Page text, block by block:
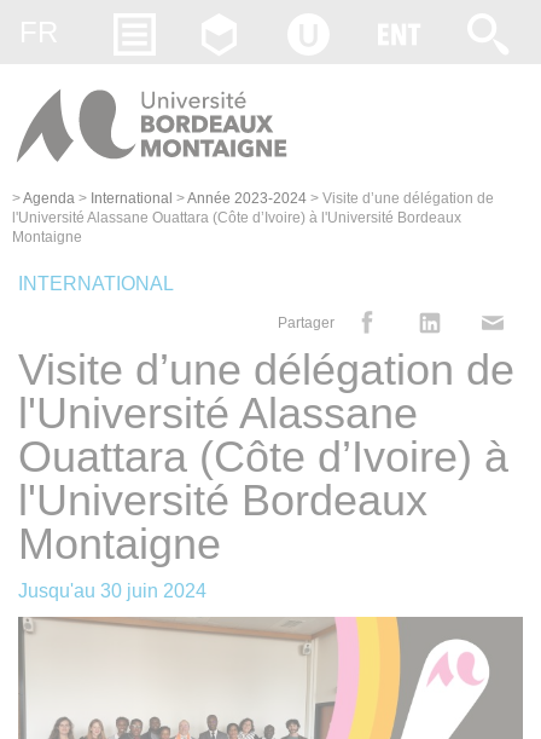
>Agenda > International >Année 2023-2024 > Visite d’une délégation de
l'Université Alassane Ouattara (Côte d’Ivoire) à l'Université Bordeaux
Montaigne
INTERNATIONAL
Partager
Visite d’une délégation de
l'Université Alassane
Ouattara (Côte d’Ivoire) à
l'Université Bordeaux
Montaigne
Jusqu'au 30 juin 2024